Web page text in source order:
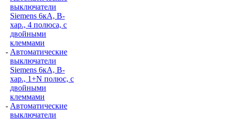
выключатели
Siemens 6кА, B-
хар., 4 полюса, с
двойными
клеммами
- Автоматические
выключатели
Siemens 6кА, B-
хар., 1+N полюс, с
двойными
клеммами
- Автоматические
выключатели